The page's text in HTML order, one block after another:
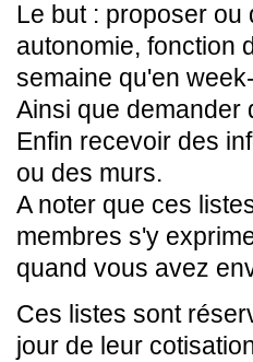
Le but : proposer
autonomie, fonction
semaine qu'en
Ainsi que demander
Enfin recevoir des
ou des murs.
A noter que ces
membres s'y
quand vous avez
Ces listes sont
jour de leur